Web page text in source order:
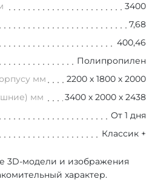
3400
7,68
400,46
Полипропилен
мм
2200 х 1800 х 2000
мм
3400 х 2000 х 2438
От 1 дня
Классик +
3D-модели и изображения
характер.